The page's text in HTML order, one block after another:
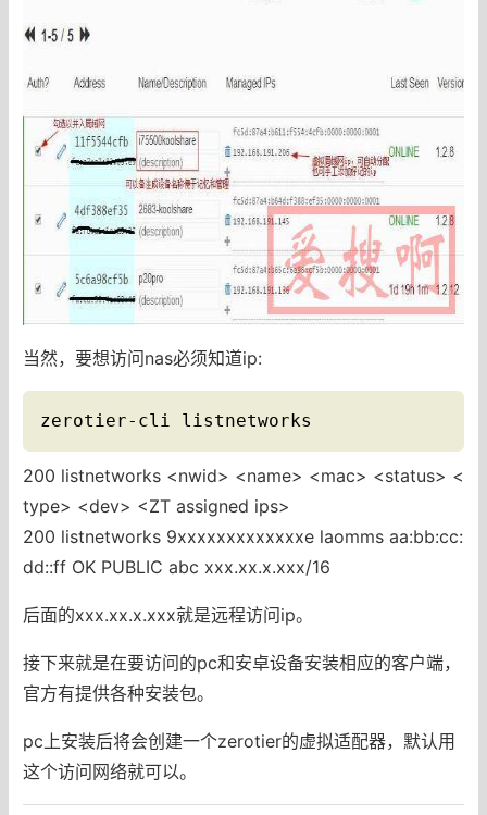
当然，要想访问nas必须知道ip:
zerotier-cli listnetworks
200 listnetworks <nwid> <name> <mac> <status> <
type> <dev> <ZT assigned ips>
200 listnetworks 9xxxxxxxxxxxxxe laomms aa:bb:cc:
dd::ff OK PUBLIC abc xxx.xx.x.xxx/16
后面的xxx.xx.x.xxx就是远程访问ip。
接下来就是在要访问的pc和安卓设备安装相应的客户端，
官方有提供各种安装包。
pc上安装后将会创建一个zerotier的虚拟适配器，默认用
这个访问网络就可以。